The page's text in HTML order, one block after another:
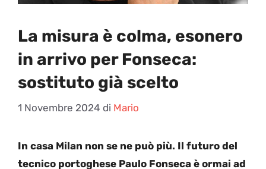
La misura è colma, esonero
in arrivo per Fonseca:
sostituto già scelto
1 Novembre 2024 di Mario
In casa Milan non se ne può più. Il futuro del
tecnico portoghese Paulo Fonseca è ormai ad